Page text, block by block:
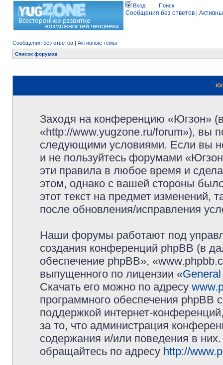
Вход Поиск
Сообщения без ответов
Сообщения без ответов | Активные темы
Список форумов
Заходя на конференцию «Югзон»
«http://www.yugzone.ru/forum»), вы
следующими условиями. Если вы
и не пользуйтесь форумами
эти правила в любое время и
этом, однако с вашей стороны
этот текст на предмет изменений,
после обновления/исправления
Наши форумы работают под
создания конференций phpBB (в
обеспечение phpBB»,
выпущенного по лицензии «
Скачать его можно по адресу
программного обеспечения phpBB
поддержкой интернет-
за то, что администрация
содержания и/или поведения в
обращайтесь по адресу http://